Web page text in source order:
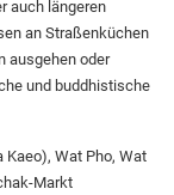
auch längeren
an Straßenküchen
ausgehen oder
und buddhistische
Kaeo), Wat Pho, Wat
Markt